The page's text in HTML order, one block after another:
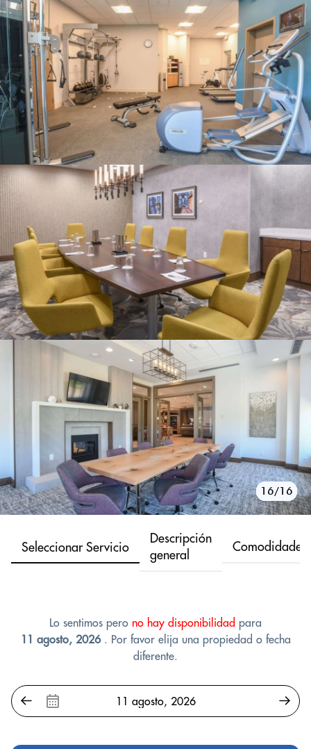
1/16
2/16
3/16
4/16
5/16
6/16
7/16
8/16
9/16
10/16
11/16
12/16
13/16
14/16
15/16
16/16
Seleccionar Servicio
Descripción
general
Comodidades
Lo sentimos pero no hay disponibilidad para
11 agosto, 2026. Por favor elija una propiedad o fecha
diferente.